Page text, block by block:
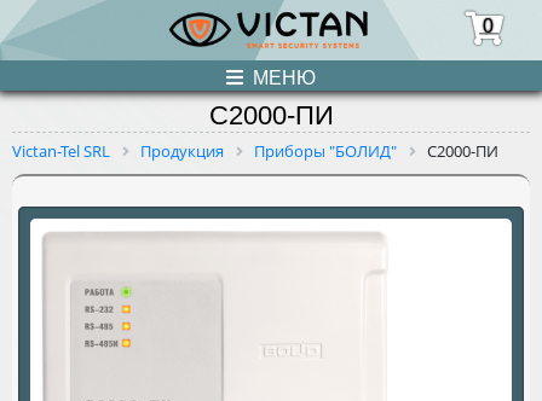
0
МЕНЮ
ПРОДУКЦИЯ
НОВОСТИ
О НАС
С2000-ПИ
Victan-Tel SRL Продукция Приборы "БОЛИД" С2000-ПИ